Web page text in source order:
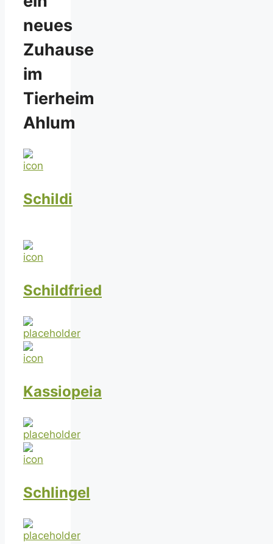
neues
Zuhause
im
Tierheim
Ahlum
Schildi
Schildfried
Kassiopeia
Schlingel